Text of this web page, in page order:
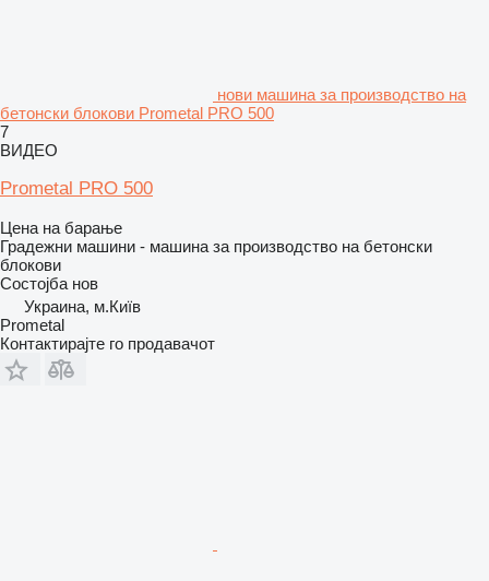
нови машина за производство на
бетонски блокови Prometal PRO 500
7
ВИДЕО
Prometal PRO 500
Цена на барање
Градежни машини - машина за производство на бетонски
блокови
Состојба нов
Украина, м.Київ
Prometal
Контактирајте го продавачот